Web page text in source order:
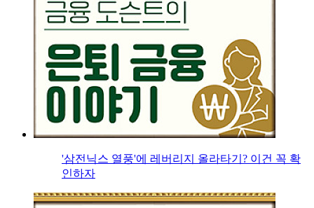
'삼전닉스 열풍'에 레버리지 올라타기? 이건 꼭 확
인하자